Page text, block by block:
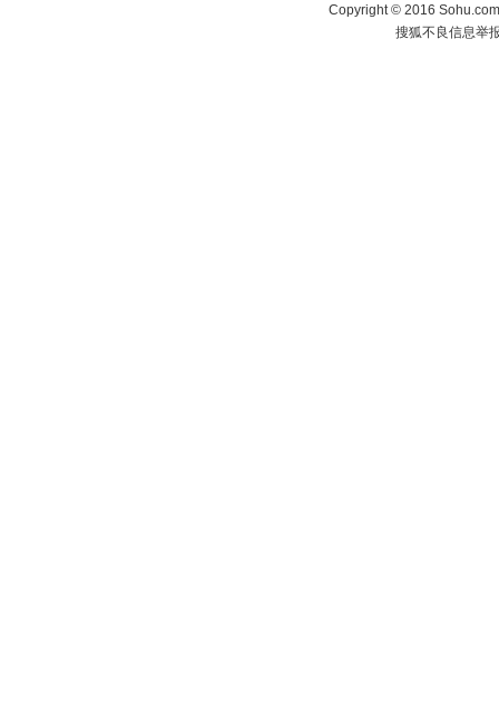
Copyright©2016
搜狐不良信息举